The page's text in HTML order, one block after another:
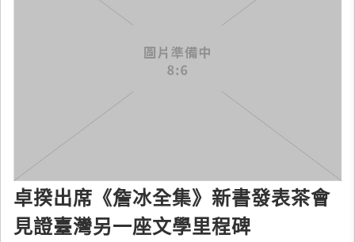
卓揆出席《詹冰全集》新書發表茶會
見證臺灣另一座文學里程碑